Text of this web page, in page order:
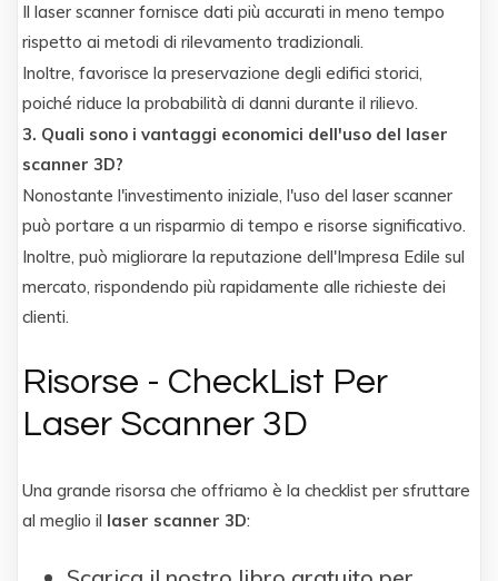
Il laser scanner fornisce dati più accurati in meno tempo
rispetto ai metodi di rilevamento tradizionali.
Inoltre, favorisce la preservazione degli edifici storici,
poiché riduce la probabilità di danni durante il rilievo.
3. Quali sono i vantaggi economici dell'uso del laser
scanner 3D?
Nonostante l'investimento iniziale, l'uso del laser scanner
può portare a un risparmio di tempo e risorse significativo.
Inoltre, può migliorare la reputazione dell'Impresa Edile sul
mercato, rispondendo più rapidamente alle richieste dei
clienti.
Risorse - CheckList Per
Laser Scanner 3D
Una grande risorsa che offriamo è la checklist per sfruttare
al meglio il laser scanner 3D: